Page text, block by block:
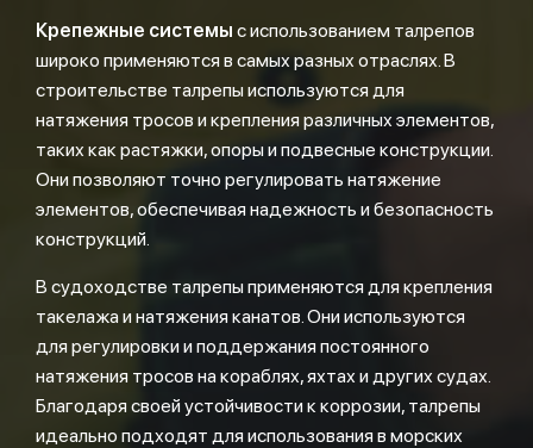
Крепежные системы с использованием талрепов
широко применяются в самых разных отраслях. В
строительстве талрепы используются для
натяжения тросов и крепления различных элементов,
таких как растяжки, опоры и подвесные конструкции.
Они позволяют точно регулировать натяжение
элементов, обеспечивая надежность и безопасность
конструкций.
В судоходстве талрепы применяются для крепления
такелажа и натяжения канатов. Они используются
для регулировки и поддержания постоянного
натяжения тросов на кораблях, яхтах и других судах.
Благодаря своей устойчивости к коррозии, талрепы
идеально подходят для использования в морских